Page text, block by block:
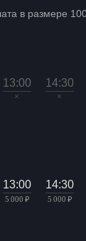
в размере
13:00
×
14:30
×
13:00
5 000 ₽
14:30
5 000 ₽